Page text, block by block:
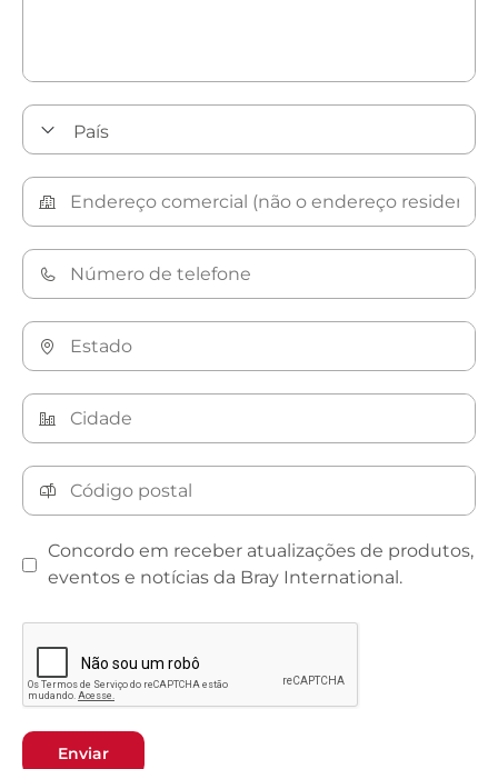
Concordo em receber atualizações de produtos,
eventos e notícias da Bray International.
Enviar